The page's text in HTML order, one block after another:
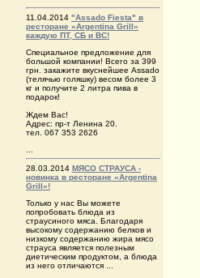
11.04.2014 "Аssado Fiesta" в
ресторане «Argentina Grill»
каждую ПТ, СБ и ВС!
Специальное предложение для
большой компании! Всего за 399
грн. закажите вкуснейшее Аssado
(телячью голяшку) весом более 3
кг и получите 2 литра пива в
подарок!
Ждем Вас!
Адрес: пр-т Ленина 20.
тел. 067 353 2626
28.03.2014 МЯСО СТРАУСА -
новинка в ресторане «Argentina
Grill»!
Только у нас Вы можете
попробовать блюда из
страусиного мяса. Благодаря
высокому содержанию белков и
низкому содержанию жира мясо
страуса является полезным
диетическим продуктом, а блюда
из него отличаются ...